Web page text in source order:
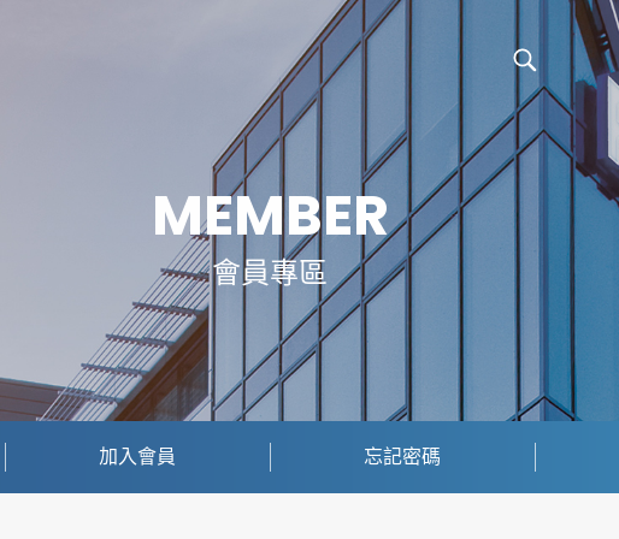
MEMBER
會員專區
加入會員 忘記密碼